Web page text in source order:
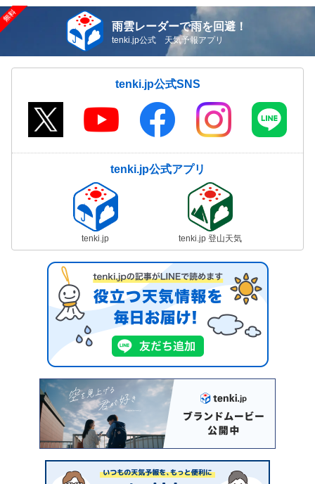
雨雲レーダーで雨を回避！
tenki.jp公式 天気予報アプリ
tenki.jp公式SNS
tenki.jp公式アプリ
tenki.jp tenki.jp 登山天気